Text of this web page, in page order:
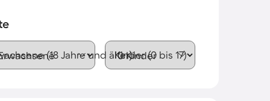
(18 Jahre und älter)Kinder (0 bis 17)